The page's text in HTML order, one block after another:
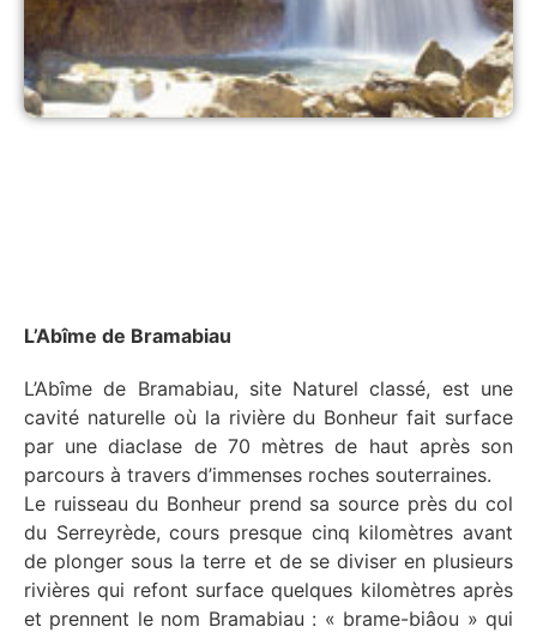
L’Abîme de Bramabiau
L’Abîme de Bramabiau, site Naturel classé, est une
cavité naturelle où la rivière du Bonheur fait surface
par une diaclase de 70 mètres de haut après son
parcours à travers d’immenses roches souterraines.
Le ruisseau du Bonheur prend sa source près du col
du Serreyrède, cours presque cinq kilomètres avant
de plonger sous la terre et de se diviser en plusieurs
rivières qui refont surface quelques kilomètres après
et prennent le nom Bramabiau : « brame-biâou » qui